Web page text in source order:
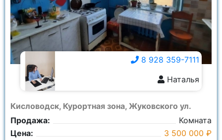
Кисловодск, Курортная зона, Жуковского ул.
Продажа:
Комната
Цена:
3 500 000 ₽
8 928 359-7111
Наталья